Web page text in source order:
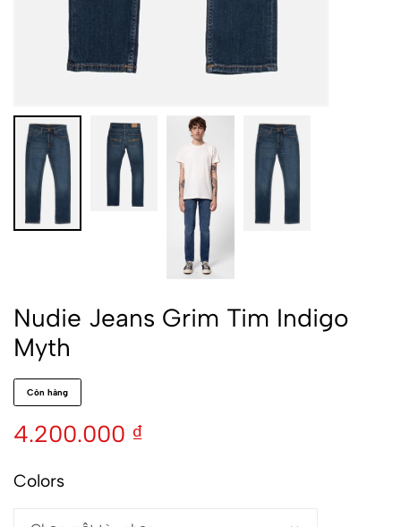
Nudie Jeans Grim Tim Indigo
Myth
Còn hàng
4.200.000 ₫
Colors